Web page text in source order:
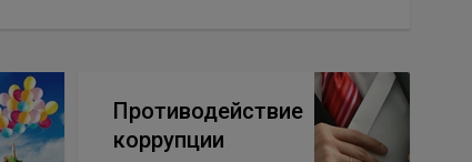
Противодействие
коррупции